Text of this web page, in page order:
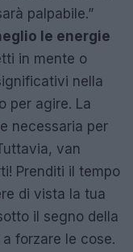
palpabile.”
le energie
in mente o
nella
per agire. La
necessaria per
van
Prenditi il tempo
di vista la tua
il segno della
forzare le cose.